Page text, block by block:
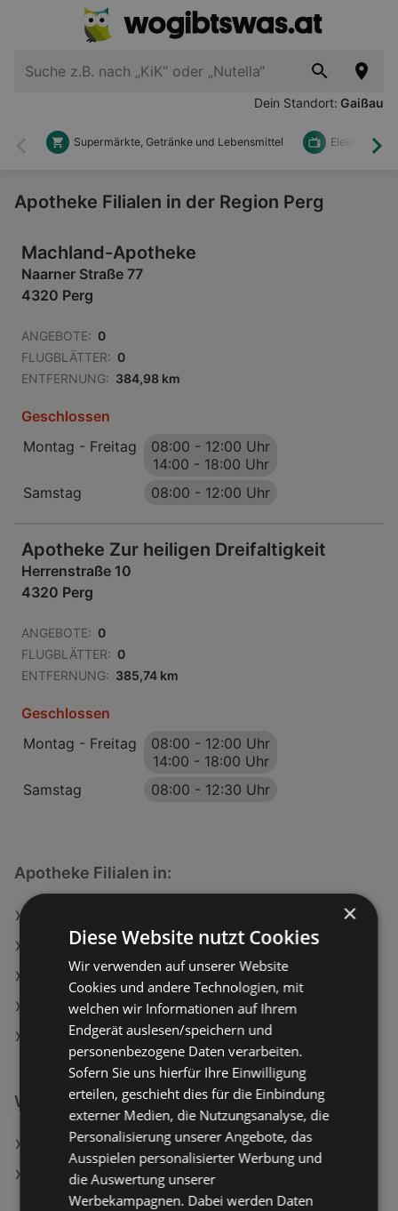
Dein Standort: Gaißau
Zurück
Supermärkte, Getränke und Lebensmittel Elektronik
Apotheke Filialen in der Region Perg
Machland-Apotheke
Naarner Straße 77
4320 Perg
ANGEBOTE: 0
FLUGBLÄTTER: 0
ENTFERNUNG: 384,98 km
Geschlossen
Montag - Freitag
08:00 - 12:00 Uhr
14:00 - 18:00 Uhr
Samstag
08:00 - 12:00 Uhr
Apotheke Zur heiligen Dreifaltigkeit
Herrenstraße 10
4320 Perg
ANGEBOTE: 0
FLUGBLÄTTER: 0
ENTFERNUNG: 385,74 km
Geschlossen
Montag - Freitag
08:00 - 12:00 Uhr
14:00 - 18:00 Uhr
Samstag
08:00 - 12:30 Uhr
Apotheke Filialen in:
Apotheke in Pinkafeld
Apotheke in Vöcklamarkt
Apotheke in Eggersdorf bei Graz
Apotheke in Sankt Lorenzen im Mürztal
Weiterführende Links
Oral-B Aufsteckbürsten Pro Cross Action schwarz
essence Concealer Hydrating Longwear Silky Blur
×
Diese Website nutzt Cookies
Wir verwenden auf unserer Website
Cookies und andere Technologien, mit
welchen wir Informationen auf Ihrem
Endgerät auslesen/speichern und
personenbezogene Daten verarbeiten.
Sofern Sie uns hierfür Ihre Einwilligung
erteilen, geschieht dies für die Einbindung
externer Medien, die Nutzungsanalyse, die
Personalisierung unserer Angebote, das
Ausspielen personalisierter Werbung und
die Auswertung unserer
Werbekampagnen. Dabei werden Daten